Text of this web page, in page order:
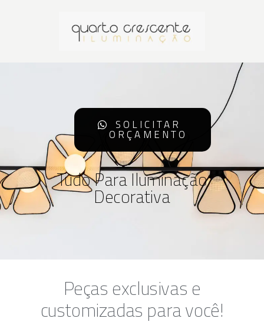
Tudo Para Iluminação
Decorativa
SOLICITAR
ORÇAMENTO
Peças exclusivas e
customizadas para você!